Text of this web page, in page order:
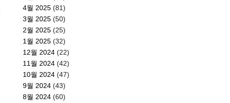
4월 2025 (81)
3월 2025 (50)
2월 2025 (25)
1월 2025 (32)
12월 2024 (22)
11월 2024 (42)
10월 2024 (47)
9월 2024 (43)
8월 2024 (60)